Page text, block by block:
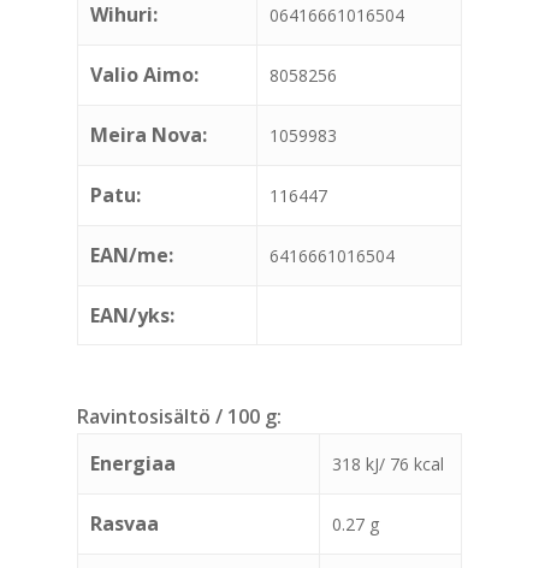
Wihuri: 06416661016504
Valio Aimo: 8058256
Meira Nova: 1059983
Patu: 116447
EAN/me: 6416661016504
EAN/yks:
Ravintosisältö / 100 g:
Energiaa
318 kJ/ 76 kcal
Rasvaa 0.27 g